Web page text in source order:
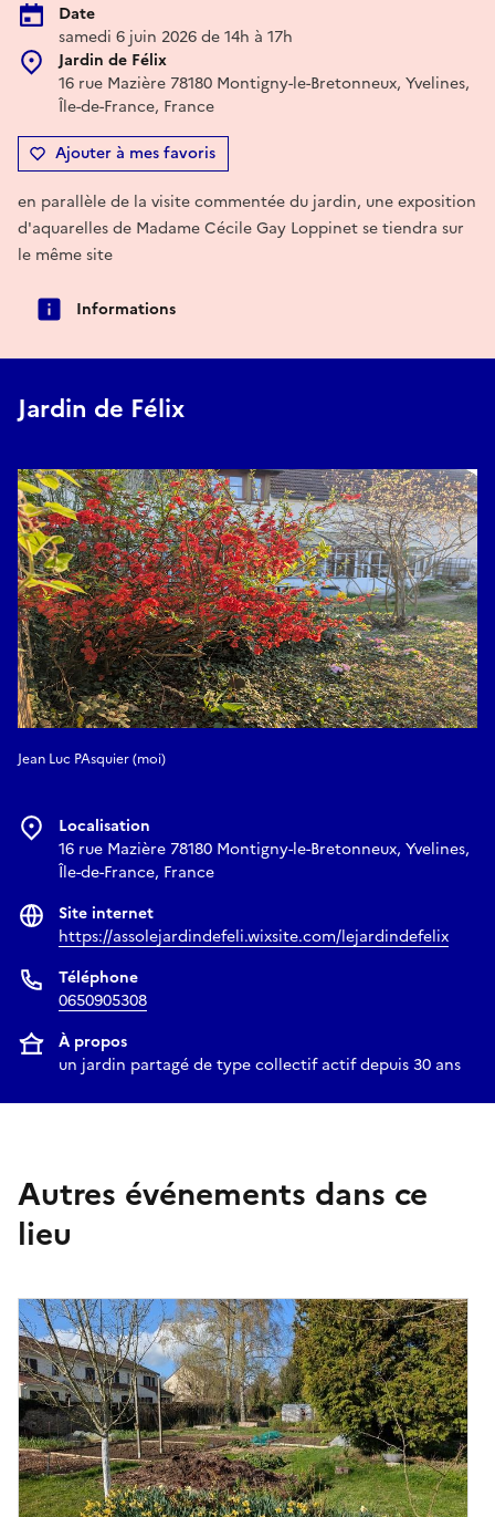
Date
samedi 6 juin 2026 de 14h à 17h
Jardin de Félix
16 rue Mazière 78180 Montigny-le-Bretonneux, Yvelines,
Île-de-France, France
Ajouter à mes favoris
en parallèle de la visite commentée du jardin, une exposition
d'aquarelles de Madame Cécile Gay Loppinet se tiendra sur
le même site
Informations
Jardin de Félix
Jean Luc PAsquier (moi)
Localisation
16 rue Mazière 78180 Montigny-le-Bretonneux, Yvelines,
Île-de-France, France
Site internet
https://assolejardindefeli.wixsite.com/lejardindefelix
Téléphone
0650905308
À propos
un jardin partagé de type collectif actif depuis 30 ans
Autres événements dans ce
lieu